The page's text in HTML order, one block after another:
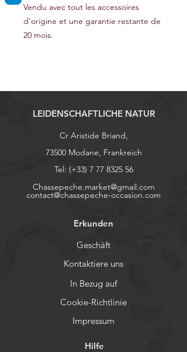
Vendu avec tout les accessoires
d'origine et une garantie restante de
20 mois.
LEIDENSCHAFTLICHE NATUR
Cr Aristide Briand,
73500 Modane, Frankreich
Tel: (+33) 7 77 8325 56
Chassepeche.market@gmail.com
contact@chassepeche-occasion.com
Erkunden
Geschäft
Kontaktiere uns
In Bezug auf
Cookie-Richtlinie
Impressum
Hilfe